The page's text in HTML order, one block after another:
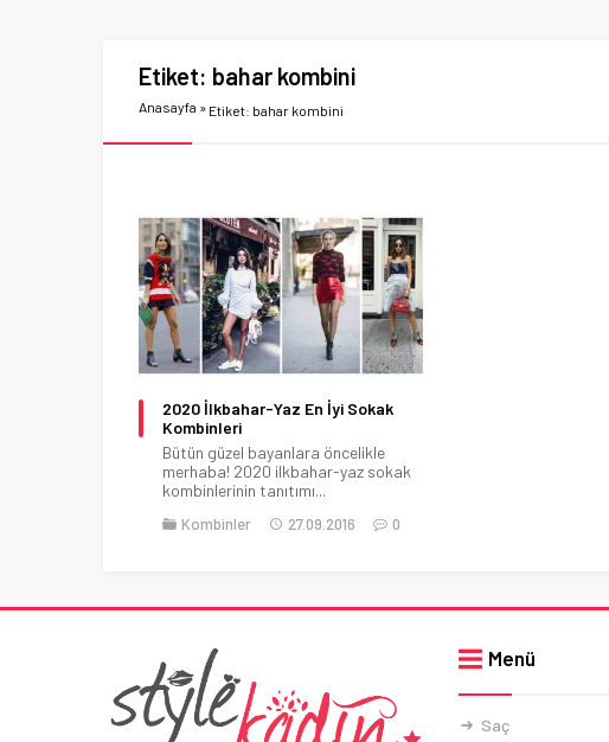
Etiket: bahar kombini
Anasayfa » Etiket: bahar kombini
2020 İlkbahar-Yaz En İyi Sokak
Kombinleri
Bütün güzel bayanlara öncelikle
merhaba! 2020 ilkbahar-yaz sokak
kombinlerinin tanıtımı...
Kombinler 27.09.2016 0
Menü
Saç